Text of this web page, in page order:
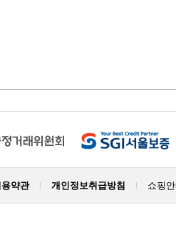
용약관 | 개인정보취급방침 | 쇼핑